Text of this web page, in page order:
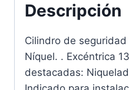
Descripción
Cilindro de
Níquel. . Excéntrica
destacadas: